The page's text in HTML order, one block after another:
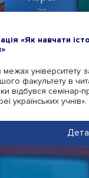
«Як навчати
університету
факультету в
відбувся семінар-
українських учнів».